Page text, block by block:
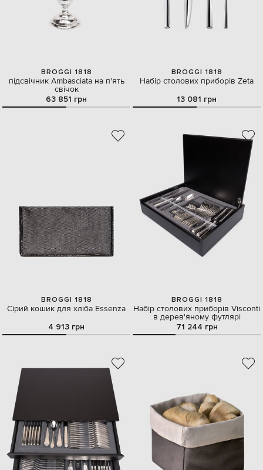
BROGGI 1818
підсвічник Ambasciata на п'ять
свічок
63 851 грн
BROGGI 1818
Набір столових приборів Zeta
13 081 грн
BROGGI 1818
Сірий кошик для хліба Essenza
4 913 грн
BROGGI 1818
Набір столових приборів Visconti
в дерев'яному футлярі
71 244 грн